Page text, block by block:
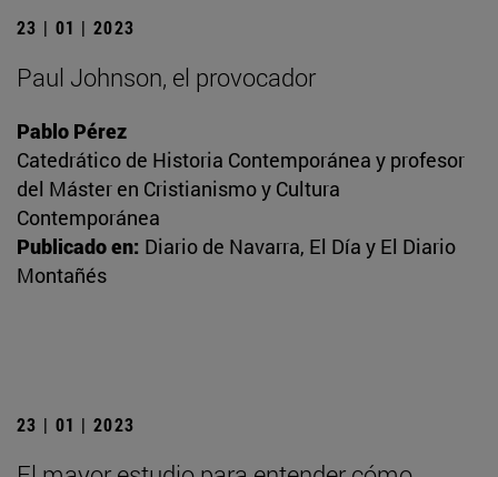
23 | 01 | 2023
Paul Johnson, el provocador
Pablo Pérez
Catedrático de Historia Contemporánea y profesor
del Máster en Cristianismo y Cultura
Contemporánea
Publicado en: Diario de Navarra, El Día y El Diario
Montañés
23 | 01 | 2023